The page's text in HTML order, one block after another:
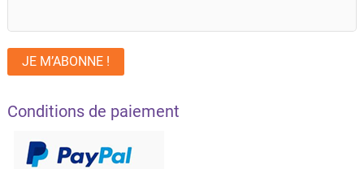
Conditions de paiement